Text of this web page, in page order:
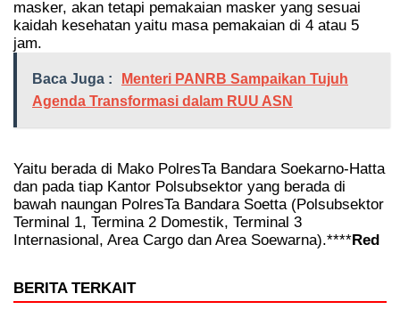
masker, akan tetapi pemakaian masker yang sesuai
kaidah kesehatan yaitu masa pemakaian di 4 atau 5
jam.
Baca Juga :
Menteri PANRB Sampaikan Tujuh
Agenda Transformasi dalam RUU ASN
Yaitu berada di Mako PolresTa Bandara Soekarno-Hatta
dan pada tiap Kantor Polsubsektor yang berada di
bawah naungan PolresTa Bandara Soetta (Polsubsektor
Terminal 1, Termina 2 Domestik, Terminal 3
Internasional, Area Cargo dan Area Soewarna).****Red
BERITA TERKAIT